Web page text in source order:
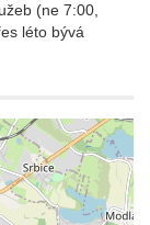
(ne 7:00,
léto bývá